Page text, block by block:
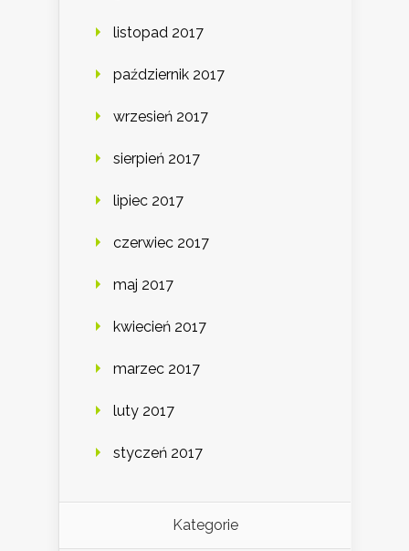
listopad 2017
październik 2017
wrzesień 2017
sierpień 2017
lipiec 2017
czerwiec 2017
maj 2017
kwiecień 2017
marzec 2017
luty 2017
styczeń 2017
Kategorie